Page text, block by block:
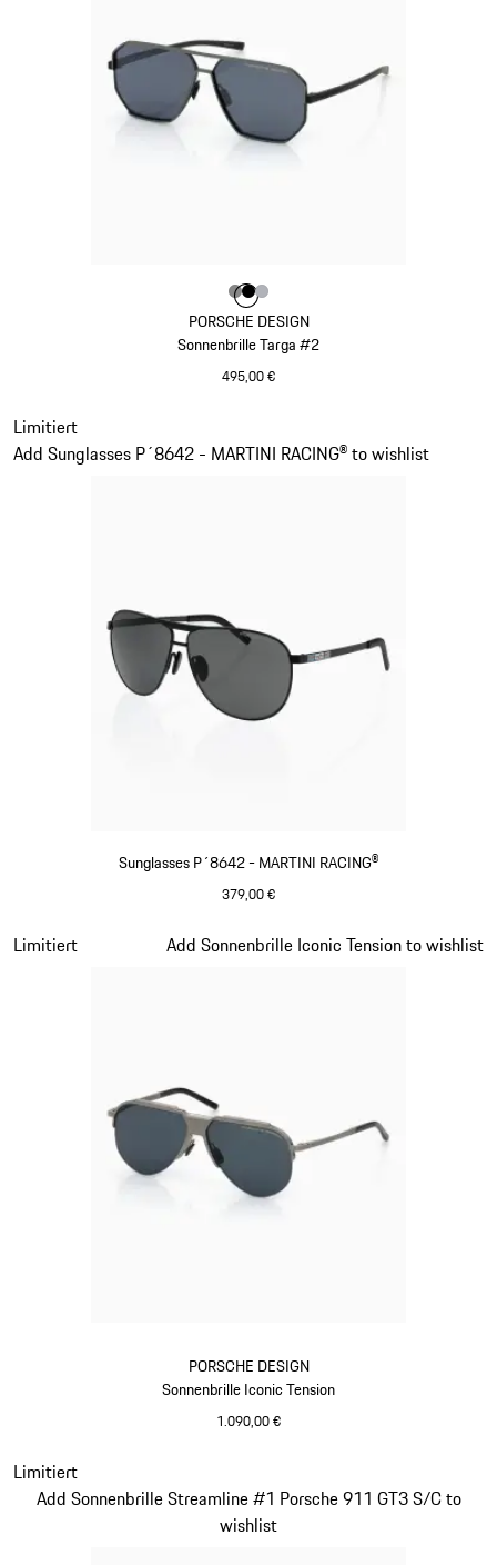
PORSCHE DESIGN
Sonnenbrille Targa #2
495,00 €
Farbe
Farbe
FarbeFarbe
Sunglasses P´8642 - MARTINI RACING®
379,00 €
Limitiert
Add Sunglasses P´8642 - MARTINI RACING® to wishlist
Slide 12 von 21
PORSCHE DESIGN
Sonnenbrille Iconic Tension
1.090,00 €
Limitiert Add Sonnenbrille Iconic Tension to wishlist
Slide 13 von 21
Limitiert
Add Sonnenbrille Streamline #1 Porsche 911 GT3 S/C to
wishlist
Slide 14 von 21